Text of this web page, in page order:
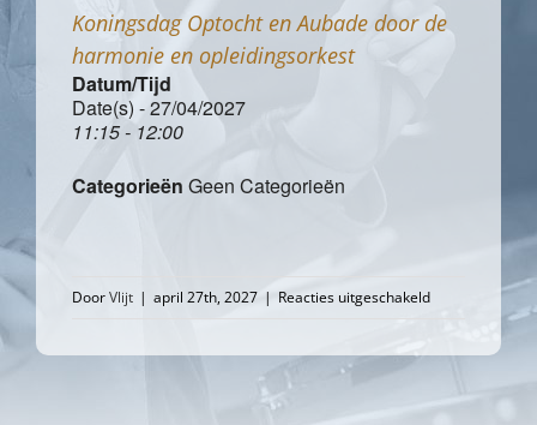
Koningsdag Optocht en Aubade door de
harmonie en opleidingsorkest
Datum/Tijd
Date(s) - 27/04/2027
11:15 - 12:00
Categorieën Geen Categorieën
DoorVlijt | april 27th, 2027 | Reacties uitgeschakeldvoor
Koningsdag
Optocht
Aubade